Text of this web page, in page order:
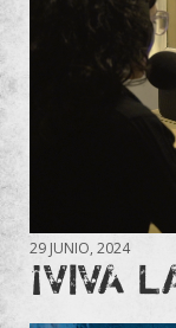
29 JUNIO, 2024
¡VIVA